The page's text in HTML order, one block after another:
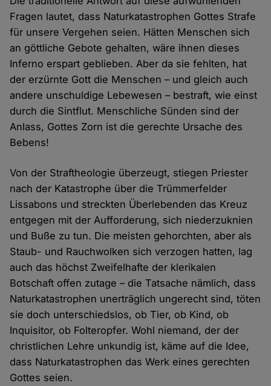
Fragen lautet, dass Naturkatastrophen Gottes Strafe
für unsere Vergehen seien. Hätten Menschen sich
an göttliche Gebote gehalten, wäre ihnen dieses
Inferno erspart geblieben. Aber da sie fehlten, hat
der erzürnte Gott die Menschen – und gleich auch
andere unschuldige Lebewesen – bestraft, wie einst
durch die Sintflut. Menschliche Sünden sind der
Anlass, Gottes Zorn ist die gerechte Ursache des
Bebens!
Von der Straftheologie überzeugt, stiegen Priester
nach der Katastrophe über die Trümmerfelder
Lissabons und streckten Überlebenden das Kreuz
entgegen mit der Aufforderung, sich niederzuknien
und Buße zu tun. Die meisten gehorchten, aber als
Staub- und Rauchwolken sich verzogen hatten, lag
auch das höchst Zweifelhafte der klerikalen
Botschaft offen zutage – die Tatsache nämlich, dass
Naturkatastrophen unerträglich ungerecht sind, töten
sie doch unterschiedslos, ob Tier, ob Kind, ob
Inquisitor, ob Folteropfer. Wohl niemand, der der
christlichen Lehre unkundig ist, käme auf die Idee,
dass Naturkatastrophen das Werk eines gerechten
Gottes seien.